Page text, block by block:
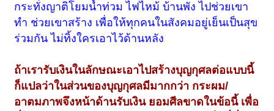
กระทั่งญาติโยมน้ำท่วม ไฟไหม้ บ้านพัง ไปช่วยเขา
ทำ ช่วยเขาสร้าง เพื่อให้ทุกคนในสังคมอยู่เย็นเป็นสุข
ร่วมกัน ไม่ทิ้งใครเอาไว้ด้านหลัง
ถ้าเรารับเงินในลักษณะเอาไปสร้างบุญกุศลต่อแบบนี้
ก็แปลว่าในส่วนของบุญกุศลมีมากกว่า กระผม/
อาตมภาพจึงหน้าด้านรับเงิน ยอมศีลขาดในข้อนี้ เพื่อ